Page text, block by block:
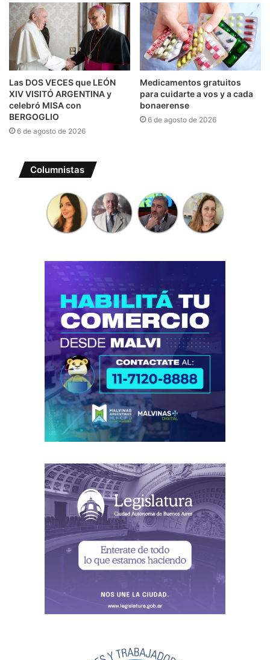
Las DOS VECES que LEÓN
XIV VISITÓ ARGENTINA y
celebró MISA con
BERGOGLIO
6 de agosto de 2026
Medicamentos gratuitos
para cuidarte a vos y a cada
bonaerense
6 de agosto de 2026
Columnistas